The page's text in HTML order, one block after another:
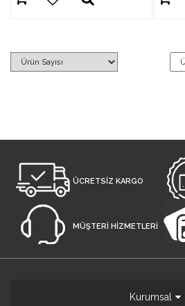
ÜCRETSİZ KARGO
MÜŞTERİ HİZMETLERİ
Kurumsal